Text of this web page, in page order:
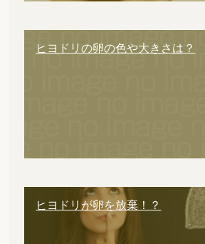
ヒヨドリの卵の色や大きさは？
ヒヨドリが卵を放棄！？